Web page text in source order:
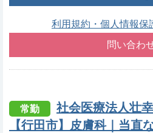
利用規約・個人情報保
常勤
社会医療法人壮
【行田市】皮膚科｜当直